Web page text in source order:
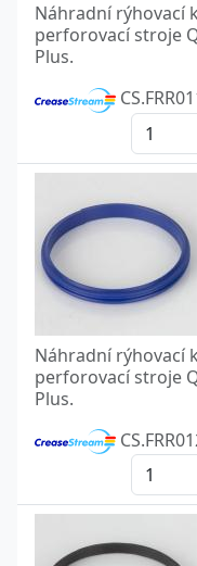
Náhradní rýhovací
perforovací stroje
Plus.
Náhradní rýhovací
perforovací stroje
Plus.